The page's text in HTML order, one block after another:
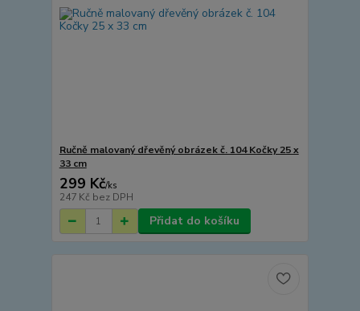
Ručně malovaný dřevěný obrázek č. 104 Kočky 25 x
33 cm
299 Kč/ks
247 Kč bez DPH
Přidat do košíku